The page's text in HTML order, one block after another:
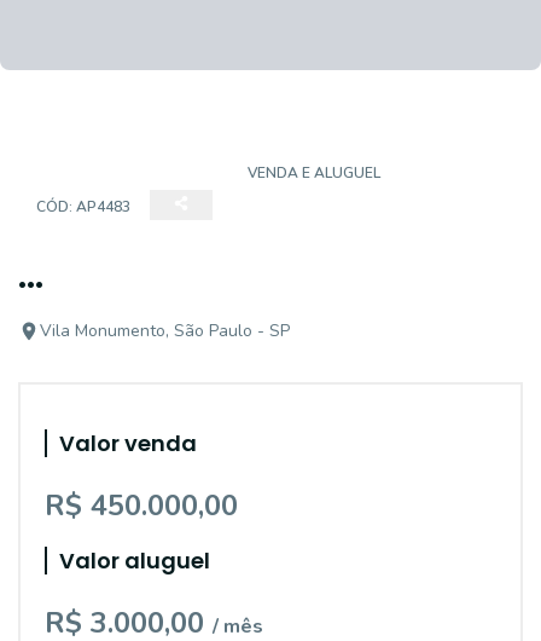
VENDA E ALUGUEL
CÓD: AP4483
...
Vila Monumento, São Paulo - SP
Valor venda
R$ 450.000,00
Valor aluguel
R$ 3.000,00 / mês